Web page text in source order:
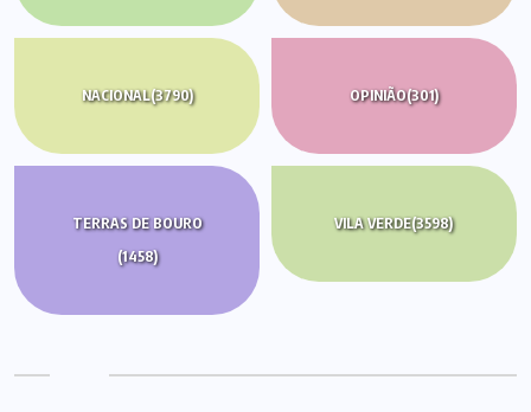
NACIONAL(3790) OPINIÃO(301)
TERRAS DE BOURO
(1458)
VILA VERDE(3598)